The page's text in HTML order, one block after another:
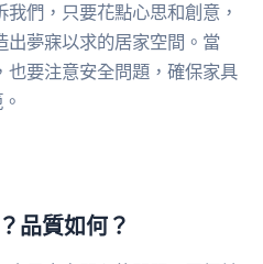
我們，只要花點心思和創意，
出夢寐以求的居家空間。當
也要注意安全問題，確保家具
品質如何？